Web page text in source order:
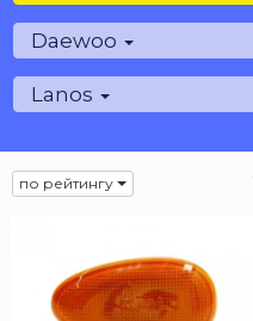
Daewoo
Lanos
по рейтингу